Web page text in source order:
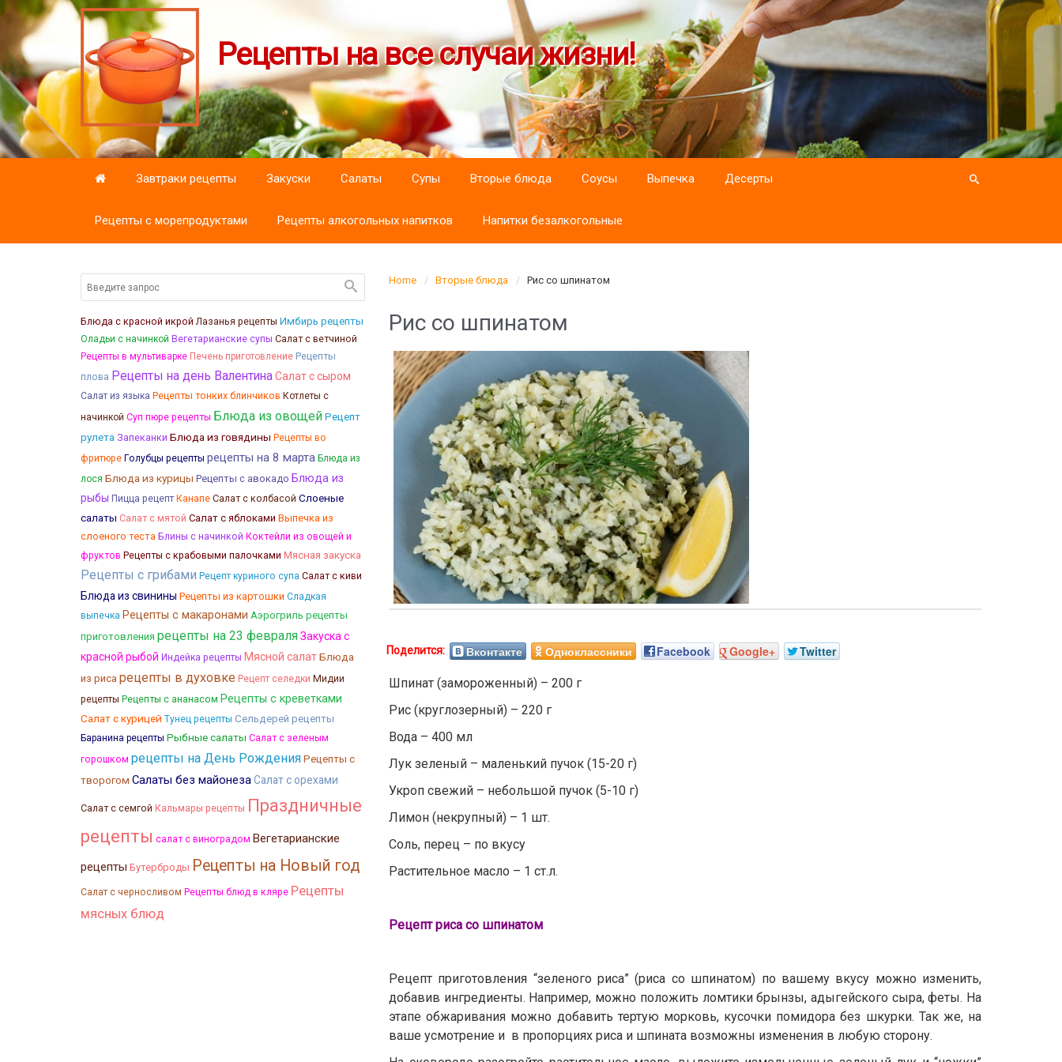
Рецепты на все случаи жизни!
Завтраки рецепты Закуски Салаты Супы Вторые блюда Соусы Выпечка Десерты
Рецепты с морепродуктами Рецепты алкогольных напитков Напитки безалкогольные
Home Вторые блюда Рис со шпинатом
Рис со шпинатом
Вконтакте Одноклассники Facebook Google+ Twitter
Шпинат (замороженный) – 200 г
Рис (круглозерный) – 220 г
Вода – 400 мл
Лук зеленый – маленький пучок (15-20 г)
Укроп свежий – небольшой пучок (5-10 г)
Лимон (некрупный) – 1 шт.
Соль, перец – по вкусу
Растительное масло – 1 ст.л.
Рецепт риса со шпинатом
Рецепт приготовления “зеленого риса” (риса со шпинатом) по вашему вкусу можно изменить,
добавив ингредиенты. Например, можно положить ломтики брынзы, адыгейского сыра, феты. На
этапе обжаривания можно добавить тертую морковь, кусочки помидора без шкурки. Так же, на
ваше усмотрение и в пропорциях риса и шпината возможны изменения в любую сторону.
Блюда с красной икрой Лазанья рецепты Имбирь рецепты
Оладьи с начинкой Вегетарианские супы Салат с ветчиной
Рецепты в мультиварке Печень приготовление Рецепты
плова Рецепты на день ВалентинаСалат с сыром
Салат из языка Рецепты тонких блинчиков Котлеты с
начинкой Суп пюре рецепты Блюда из овощей Рецепт
рулета Запеканки Блюда из говядины Рецепты во
фритюре Голубцы рецепты рецепты на 8 марта Блюда из
лося Блюда из курицы Рецепты с авокадо Блюда из
рыбы Пицца рецепт Канапе Салат с колбасой Слоеные
салаты Салат с мятой Салат с яблоками Выпечка из
слоеного теста Блины с начинкой Коктейли из овощей и
фруктов Рецепты с крабовыми палочками Мясная закуска
Рецепты с грибами Рецепт куриного супа Салат с киви
Блюда из свинины Рецепты из картошки Сладкая
выпечка Рецепты с макаронами Аэрогриль рецепты
приготовления рецепты на 23 февраляЗакуска с
красной рыбой Индейка рецепты Мясной салат Блюда
из риса рецепты в духовке Рецепт селедки Мидии
рецепты Рецепты с ананасом Рецепты с креветками
Салат с курицей Тунец рецепты Сельдерей рецепты
Баранина рецепты Рыбные салаты Салат с зеленым
горошком рецепты на День Рождения Рецепты с
творогом Салаты без майонезаСалат с орехами
Салат с семгой Кальмары рецепты Праздничные
рецепты салат с виноградом Вегетарианские
рецепты Бутерброды Рецепты на Новый год
Салат с черносливом Рецепты блюд в кляре Рецепты
мясных блюд